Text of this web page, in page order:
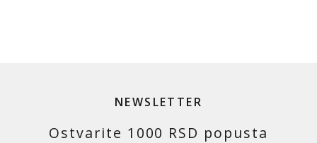
NEWSLETTER
Ostvarite 1000 RSD popusta